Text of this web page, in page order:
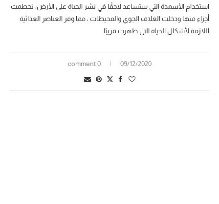
استخدام الأسمدة التي ستساعد لاحقًا في نشر الحياة على الأرض، تحطمت
أجزاء منها ودخلت الغلاف الجوي والمحيطات ، مما وفر العناصر الغذائية
اللازمة لأشكال الحياة التي ظهرت قريبًا.
09/12/2020
0 comment